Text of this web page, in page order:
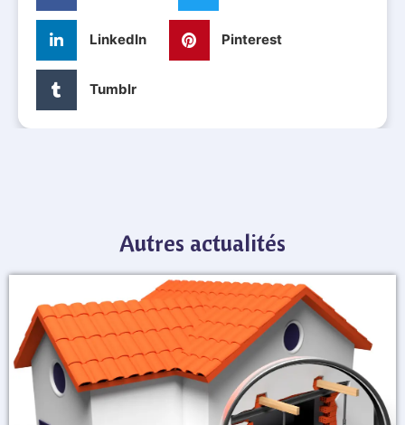
LinkedIn Pinterest
Tumblr
Autres actualités